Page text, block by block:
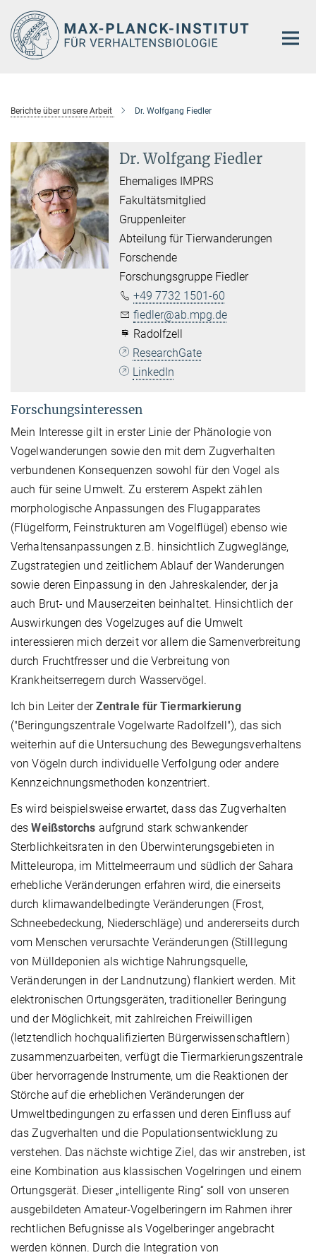
Hauptinhalt
Berichte über unsere Arbeit Dr. Wolfgang Fiedler
Dr. Wolfgang Fiedler
Ehemaliges IMPRS
Fakultätsmitglied
Gruppenleiter
Abteilung für Tierwanderungen
Forschende
Forschungsgruppe Fiedler
+49 7732 1501-60
fiedler@ab.mpg.de
Radolfzell
ResearchGate
LinkedIn
Forschungsinteressen
Mein Interesse gilt in erster Linie der Phänologie von
Vogelwanderungen sowie den mit dem Zugverhalten
verbundenen Konsequenzen sowohl für den Vogel als
auch für seine Umwelt. Zu ersterem Aspekt zählen
morphologische Anpassungen des Flugapparates
(Flügelform, Feinstrukturen am Vogelflügel) ebenso wie
Verhaltensanpassungen z.B. hinsichtlich Zugweglänge,
Zugstrategien und zeitlichem Ablauf der Wanderungen
sowie deren Einpassung in den Jahreskalender, der ja
auch Brut- und Mauserzeiten beinhaltet. Hinsichtlich der
Auswirkungen des Vogelzuges auf die Umwelt
interessieren mich derzeit vor allem die Samenverbreitung
durch Fruchtfresser und die Verbreitung von
Krankheitserregern durch Wasservögel.
Ich bin Leiter derZentrale für Tiermarkierung
("Beringungszentrale Vogelwarte Radolfzell"), das sich
weiterhin auf die Untersuchung des Bewegungsverhaltens
von Vögeln durch individuelle Verfolgung oder andere
Kennzeichnungsmethoden konzentriert.
Es wird beispielsweise erwartet, dass das Zugverhalten
desWeißstorchs aufgrund stark schwankender
Sterblichkeitsraten in den Überwinterungsgebieten in
Mitteleuropa, im Mittelmeerraum und südlich der Sahara
erhebliche Veränderungen erfahren wird, die einerseits
durch klimawandelbedingte Veränderungen (Frost,
Schneebedeckung, Niederschläge) und andererseits durch
vom Menschen verursachte Veränderungen (Stilllegung
von Mülldeponien als wichtige Nahrungsquelle,
Veränderungen in der Landnutzung) flankiert werden. Mit
elektronischen Ortungsgeräten, traditioneller Beringung
und der Möglichkeit, mit zahlreichen Freiwilligen
(letztendlich hochqualifizierten Bürgerwissenschaftlern)
zusammenzuarbeiten, verfügt die Tiermarkierungszentrale
über hervorragende Instrumente, um die Reaktionen der
Störche auf die erheblichen Veränderungen der
Umweltbedingungen zu erfassen und deren Einfluss auf
das Zugverhalten und die Populationsentwicklung zu
verstehen. Das nächste wichtige Ziel, das wir anstreben, ist
eine Kombination aus klassischen Vogelringen und einem
Ortungsgerät. Dieser „intelligente Ring“ soll von unseren
ausgebildeten Amateur-Vogelberingern im Rahmen ihrer
rechtlichen Befugnisse als Vogelberinger angebracht
werden können. Durch die Integration von